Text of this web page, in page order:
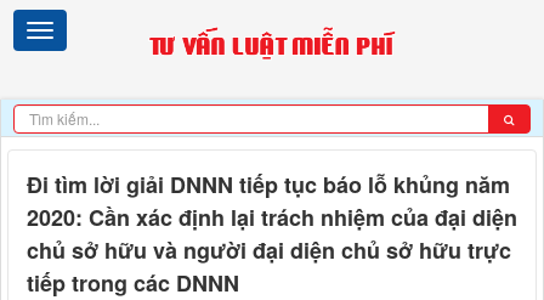
Đi tìm lời giải DNNN tiếp tục báo lỗ khủng năm
2020: Cần xác định lại trách nhiệm của đại diện
chủ sở hữu và người đại diện chủ sở hữu trực
tiếp trong các DNNN